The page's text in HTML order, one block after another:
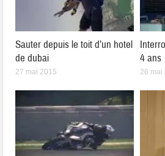
Sauter depuis le toit d’un hotel
de dubai
27 mai 2015
4 ans
26 mai